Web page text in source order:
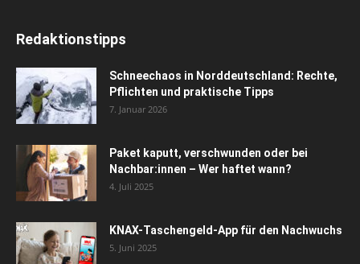
Redaktionstipps
Schneechaos in Norddeutschland: Rechte,
Pflichten und praktische Tipps
7. Januar 2026
Paket kaputt, verschwunden oder bei
Nachbar:innen – Wer haftet wann?
4. Juli 2025
KNAX-Taschengeld-App für den Nachwuchs
5. Juni 2025